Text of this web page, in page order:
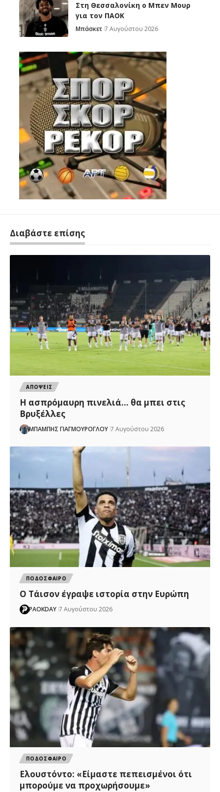
Στη Θεσσαλονίκη ο Μπεν Μουρ
για τον ΠΑΟΚ
Μπάσκετ 7 Αυγούστου 2026
Διαβάστε επίσης
ΑΠΟΨΕΙΣ
Η ασπρόμαυρη πινελιά… θα μπει στις
Βρυξέλλες
ΜΠΑΜΠΗΣ ΓΙΑΓΜΟΥΡΟΓΛΟΥ 7 Αυγούστου 2026
ΠΟΔΟΣΦΑΙΡΟ
Ο Τάισον έγραψε ιστορία στην Ευρώπη
PAOKDAY 7 Αυγούστου 2026
ΠΟΔΟΣΦΑΙΡΟ
Ελουστόντο: «Είμαστε πεπεισμένοι ότι
μπορούμε να προχωρήσουμε»